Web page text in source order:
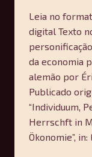
Leia no
digital Texto
da economia
alemão por
Publicado
“Individuum,
Herrschft in
Ökonomie”,